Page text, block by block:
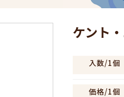
ケント
入数/1個
価格/1個